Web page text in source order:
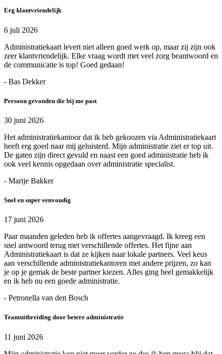
Erg klantvriendelijk
6 juli 2026
Administratiekaart levert niet alleen goed werk op, maar zij zijn ook
zeer klantvriendelijk. Elke vraag wordt met veel zorg beantwoord en
de communicatie is top! Goed gedaan!
- Bas Dekker
Persoon gevonden die bij me past
30 juni 2026
Het administratiekantoor dat ik heb gekoozen via Administratiekaart
heeft erg goed naar mij geluisterd. Mijn administratie ziet er top uit.
De gaten zijn direct gevuld en naast een goed administratie heb ik
ook veel kennis opgedaan over administratie specialist.
- Marije Bakker
Snel en super eenvoudig
17 juni 2026
Paar maanden geleden heb ik offertes aangevraagd. Ik kreeg een
snel antwoord terug met verschillende offertes. Het fijne aan
Administratiekaart is dat ze kijken naar lokale partners. Veel keus
aan verschillende administratiekantoren met andere prijzen, zo kan
je op je gemak de beste partner kiezen. Alles ging heel gemakkelijk
en ik heb nu een goede administratie.
- Petronella van den Bosch
Teamuitbreiding door betere administratie
11 juni 2026